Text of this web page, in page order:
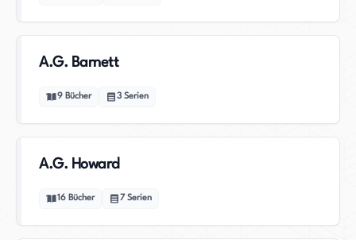
A.G. Barnett
9 Bücher 3 Serien
A.G. Howard
16 Bücher 7 Serien